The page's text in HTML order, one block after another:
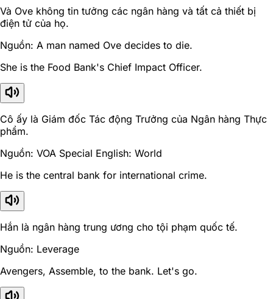
Và Ove không tin tưởng các ngân hàng và tất cả thiết bị
điện tử của họ.
Nguồn: A man named Ove decides to die.
She is the Food Bank's Chief Impact Officer.
Cô ấy là Giám đốc Tác động Trưởng của Ngân hàng Thực
phẩm.
Nguồn: VOA Special English: World
He is the central bank for international crime.
Hắn là ngân hàng trung ương cho tội phạm quốc tế.
Nguồn: Leverage
Avengers, Assemble, to the bank. Let's go.